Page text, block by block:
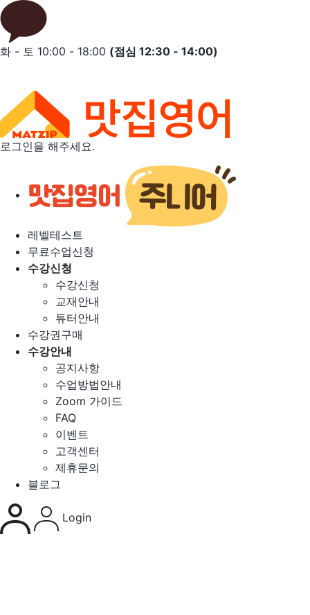
Skip
to
content
화 - 토 10:00 - 18:00 (점심 12:30 - 14:00)
로그인을 해주세요.
레벨테스트
무료수업신청
수강신청
수강신청
교재안내
튜터안내
수강권구매
수강안내
공지사항
수업방법안내
Zoom 가이드
FAQ
이벤트
고객센터
제휴문의
블로그
Login